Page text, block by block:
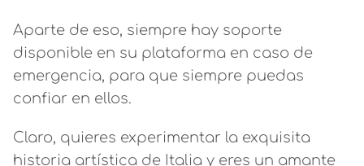
Aparte de eso, siempre hay soporte
disponible en su plataforma en caso de
emergencia, para que siempre puedas
confiar en ellos.
Claro, quieres experimentar la exquisita
historia artística de Italia y eres un amante